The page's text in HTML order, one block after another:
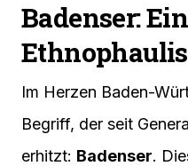
Badenser:
Im Herzen Baden-
Begriff, der seit
erhitzt: Badenser.